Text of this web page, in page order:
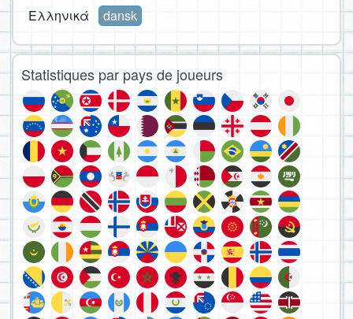
Ελληνικά
dansk
Statistiques par pays de joueurs